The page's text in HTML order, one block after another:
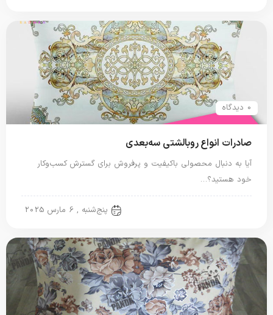
0 دیدگاه
صادرات انواع روبالشتی سه‌بعدی
آیا به دنبال محصولی باکیفیت و پرفروش برای گسترش کسب‌وکار
خود هستید؟…
پنج‌شنبه , 6 مارس 2025